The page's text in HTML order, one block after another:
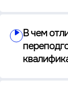
В чем